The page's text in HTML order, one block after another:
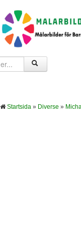
Startsida » Diverse »